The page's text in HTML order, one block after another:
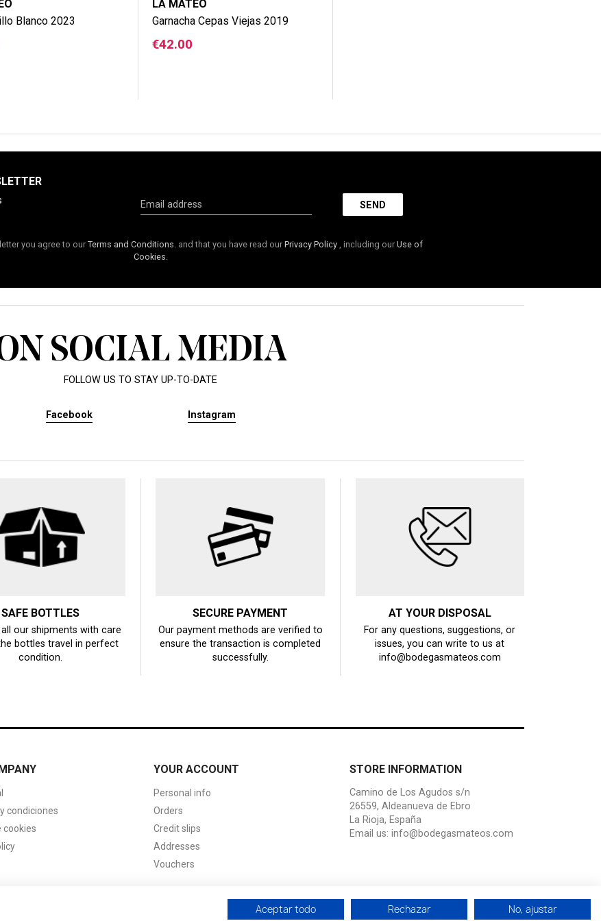
Blanco 2023
LA MATEO
Garnacha Cepas Viejas 2019
Price
€42.00
you agree to ourTerms and Conditions. and that you have read our Privacy Policy, including our Use of
Cookies.
SOCIAL MEDIA
FOLLOW US TO STAY UP-TO-DATE
Facebook Instagram
SAFE BOTTLES
our shipments with care
bottles travel in perfect
condition.
SECURE PAYMENT
Our payment methods are verified to
ensure the transaction is completed
successfully.
AT YOUR DISPOSAL
For any questions, suggestions, or
issues, you can write to us at
info@bodegasmateos.com
condiciones
cookies
YOUR ACCOUNT
Personal info
Orders
Credit slips
Addresses
Vouchers
STORE INFORMATION
Camino de Los Agudos s/n
26559, Aldeanueva de Ebro
La Rioja, España
Email us:info@bodegasmateos.com
Aceptar todo Rechazar No, ajustar